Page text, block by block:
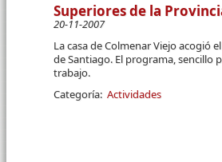
Superiores de la
20-11-2007
La casa de Colmenar Viejo acogió
de Santiago. El programa, sencillo
trabajo.
Categoría: Actividades